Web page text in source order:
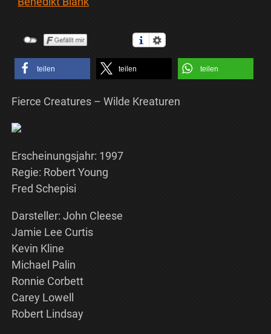
teilen teilen teilen
Fierce Creatures – Wilde Kreaturen
Erscheinungsjahr: 1997
Regie: Robert Young
Fred Schepisi
Darsteller: John Cleese
Jamie Lee Curtis
Kevin Kline
Michael Palin
Ronnie Corbett
Carey Lowell
Robert Lindsay